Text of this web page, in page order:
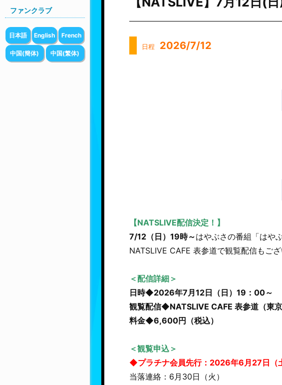
ファンクラブ
日本語 English French
中国(簡体) 中国(繁体)
日程 2026/7/12
【NATSLIVE配信決定！】
7/12（日）19時～はやぶさの番組「はや
NATSLIVE CAFE 表参道で観覧配信もご
＜配信詳細＞
日時◆2026年7月12日（日）19：00～
観覧配信◆NATSLIVE CAFE 表参道（東
料金◆6,600円（税込）
＜観覧申込＞
◆プラチナ会員先行：2026年6月27日（
当落連絡：6月30日（火）